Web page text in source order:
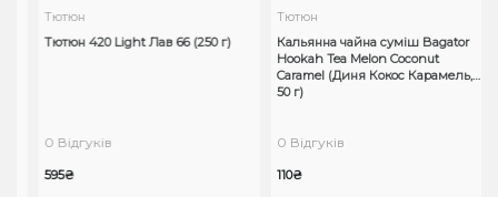
Тютюн
Тютюн 420 Light Лав 66 (250 г)
0 Відгуків
595₴
Тютюн
Кальянна чайна суміш Bagator
Hookah Tea Melon Coconut
Caramel (Диня Кокос Карамель,
50 г)
0 Відгуків
110₴